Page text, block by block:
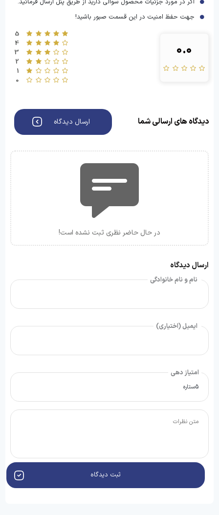
جهت حفظ امنیت در این قسمت صبور باشید!
0.0
5
4
3
2
1
0
دیدگاه های ارسالی شما ارسال دیدگاه
در حال حاضر نظری ثبت نشده است!
ارسال دیدگاه
نام و نام خانوادگی
ایمیل (اختیاری)
امتیاز دهی
ثبت دیدگاه